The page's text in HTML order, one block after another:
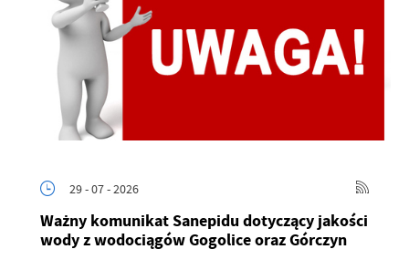
29 - 07 - 2026
Ważny komunikat Sanepidu dotyczący jakości
wody z wodociągów Gogolice oraz Górczyn